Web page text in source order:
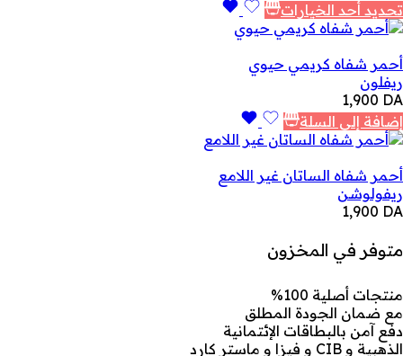
تحديد أحد الخيارات
أحمر شفاه كريمي حيوي
ريفلون
1,900 DA
إضافة إلى السلة
أحمر شفاه الساتان غير اللامع
ريفولوشن
1,900 DA
متوفر في المخزون
منتجات أصلية 100%
مع ضمان الجودة المطلق
دفع آمن بالبطاقات الإئتمانية
الذهبية و CIB و فيزا و ماستر كارد